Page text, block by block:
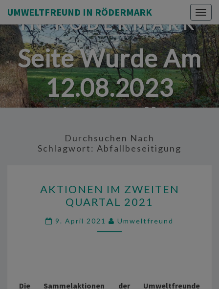
UMWELTFREUND IN RÖDERMARK
UMWELTFREUND
IN RÖDERMARK
Seite Wurde Am
12.08.2023
Eingestellt.
Durchsuchen Nach
Schlagwort: Abfallbeseitigung
IM
ZWEITEN
QUARTAL
2021
AKTIONEN IM ZWEITEN
QUARTAL 2021
9. April 2021 Umweltfreund
Die Sammelaktionen der Umweltfreunde